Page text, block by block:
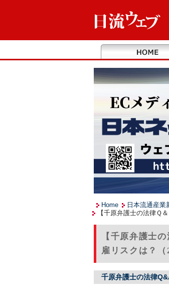
Home 日本流通産業
【千原弁護士の法律
【千原弁護士
雇リスクは？（
千原弁護士の法律